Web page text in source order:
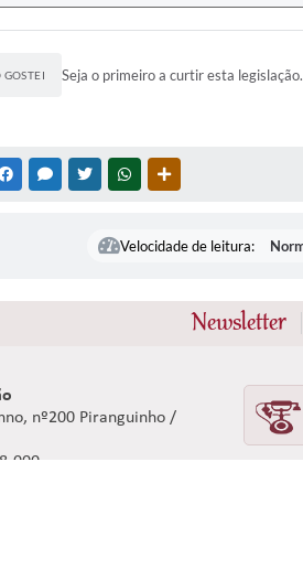
GOSTEI Seja o primeiro a curtir esta legislação.
FACEBOOKMESSENGER
TWITTERWHATSAPP
Velocidade de leitura:
Newsletter
nº200 Piranguinho /
000